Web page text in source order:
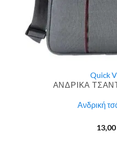
Quick
ΑΝΔΡΙΚΑ
Ανδρική
13,00